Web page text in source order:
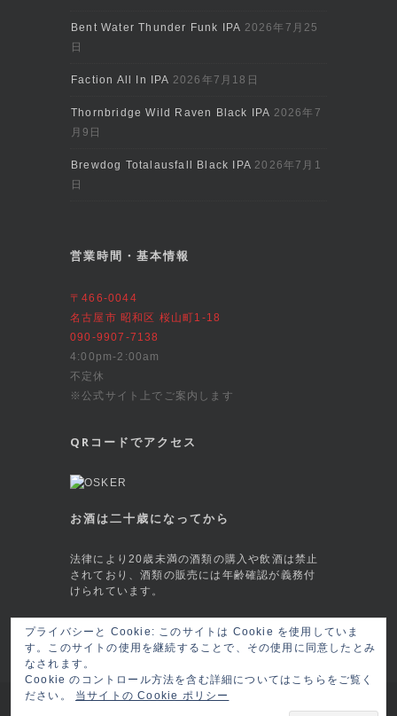
Bent Water Thunder Funk IPA 2026年7月25
日
Faction All In IPA 2026年7月18日
Thornbridge Wild Raven Black IPA 2026年7
月9日
Brewdog Totalausfall Black IPA 2026年7月1
日
営業時間・基本情報
〒466-0044
名古屋市 昭和区 桜山町1-18
090-9907-7138
4:00pm-2:00am
不定休
※公式サイト上でご案内します
QRコードでアクセス
お酒は二十歳になってから
法律により20歳未満の酒類の購入や飲酒は禁止
されており、酒類の販売には年齢確認が義務付
けられています。
This site is protected by reCAPTCHA and
the GooglePrivacy Policyand
Terms of
Service
apply.
Copyright © 2026 名古屋桜山 クラフトビール
プライバシーと Cookie: このサイトは Cookie を使用していま
す。このサイトの使用を継続することで、その使用に同意したとみ
なされます。
Cookie のコントロール方法を含む詳細についてはこちらをご覧く
ださい。 当サイトの Cookie ポリシー